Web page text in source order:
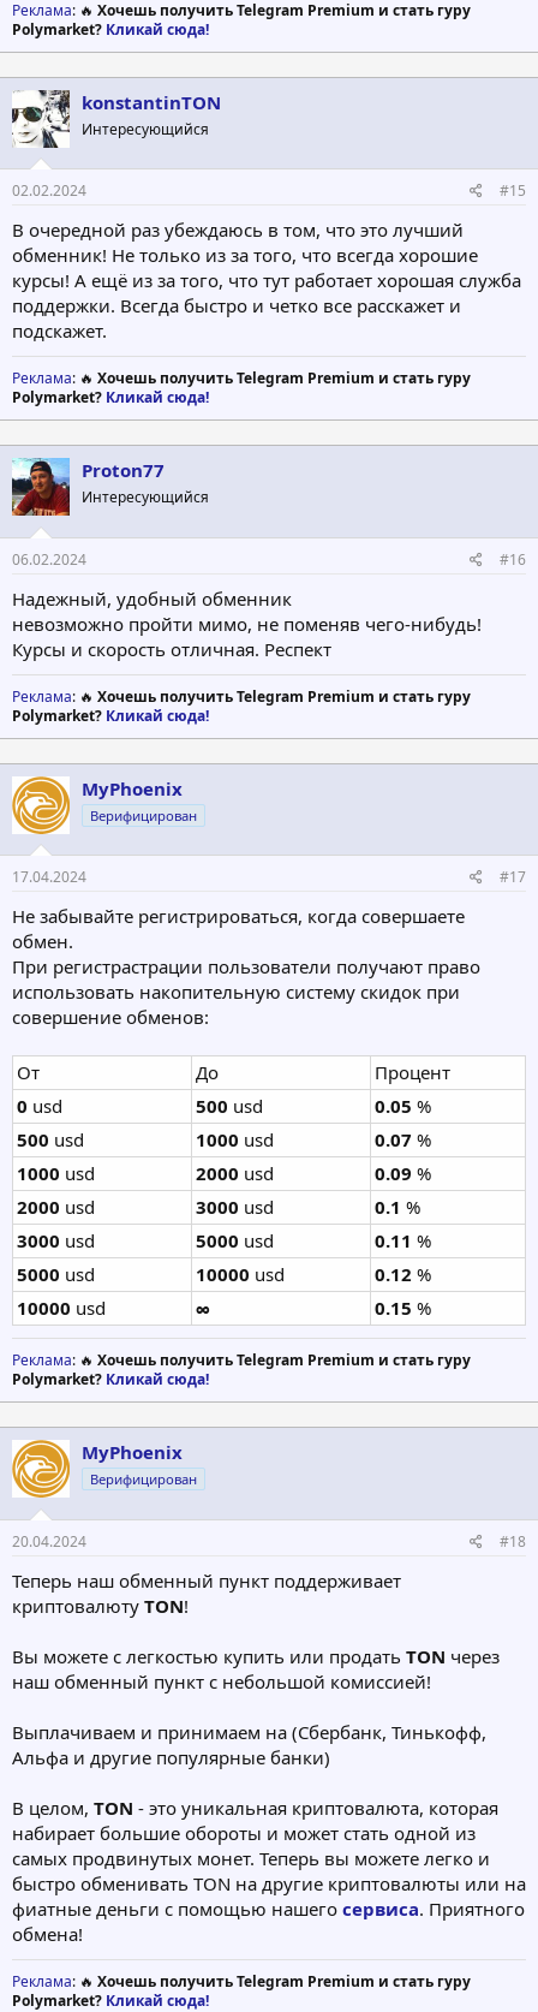
Реклама: 🔥 Хочешь получить Telegram Premium и стать гуру
Polymarket? Кликай сюда!
konstantinTON
Интересующийся
02.02.2024 #15
В очередной раз убеждаюсь в том, что это лучший
обменник! Не только из за того, что всегда хорошие
курсы! А ещё из за того, что тут работает хорошая служба
поддержки. Всегда быстро и четко все расскажет и
подскажет.
Реклама: 🔥 Хочешь получить Telegram Premium и стать гуру
Polymarket? Кликай сюда!
Proton77
Интересующийся
06.02.2024 #16
Надежный, удобный обменник
невозможно пройти мимо, не поменяв чего-нибудь!
Курсы и скорость отличная. Респект
Реклама: 🔥 Хочешь получить Telegram Premium и стать гуру
Polymarket? Кликай сюда!
MyPhoenix
Верифицирован
17.04.2024 #17
Не забывайте регистрироваться, когда совершаете
обмен.
При регистрастрации пользователи получают право
использовать накопительную систему скидок при
совершение обменов:
От До
Процент
0 usd 500 usd 0.05 %
500 usd 1000 usd 0.07 %
1000 usd 2000 usd 0.09 %
2000 usd 3000 usd 0.1 %
3000 usd 5000 usd 0.11 %
5000 usd 10000 usd 0.12 %
10000 usd ∞ 0.15 %
Реклама: 🔥 Хочешь получить Telegram Premium и стать гуру
Polymarket? Кликай сюда!
MyPhoenix
Верифицирован
20.04.2024 #18
Теперь наш обменный пункт поддерживает
криптовалюту TON!
Вы можете с легкостью купить или продать TON через
наш обменный пункт с небольшой комиссией!
Выплачиваем и принимаем на (Сбербанк, Тинькофф,
Альфа и другие популярные банки)
В целом, TON - это уникальная криптовалюта, которая
набирает большие обороты и может стать одной из
самых продвинутых монет. Теперь вы можете легко и
быстро обменивать TON на другие криптовалюты или на
фиатные деньги с помощью нашего сервиса. Приятного
обмена!
Реклама: 🔥 Хочешь получить Telegram Premium и стать гуру
Polymarket? Кликай сюда!